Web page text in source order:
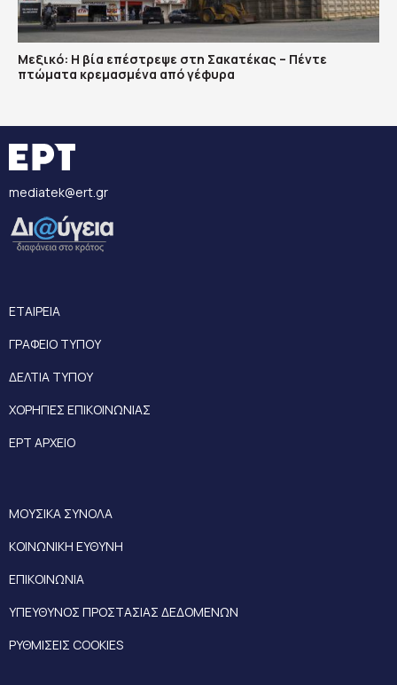
Μεξικό: Η βία επέστρεψε στη Σακατέκας – Πέντε
πτώματα κρεμασμένα από γέφυρα
mediatek@ert.gr
ΕΤΑΙΡΕΙΑ
ΓΡΑΦΕΙΟ ΤΥΠΟΥ
ΔΕΛΤΙΑ ΤΥΠΟΥ
ΧΟΡΗΓΙΕΣ ΕΠΙΚΟΙΝΩΝΙΑΣ
ΕΡΤ ΑΡΧΕΙΟ
ΜΟΥΣΙΚΑ ΣΥΝΟΛΑ
ΚΟΙΝΩΝΙΚΗ ΕΥΘΥΝΗ
ΕΠΙΚΟΙΝΩΝΙΑ
ΥΠΕΥΘΥΝΟΣ ΠΡΟΣΤΑΣΙΑΣ ΔΕΔΟΜΕΝΩΝ
ΡΥΘΜΙΣΕΙΣ COOKIES